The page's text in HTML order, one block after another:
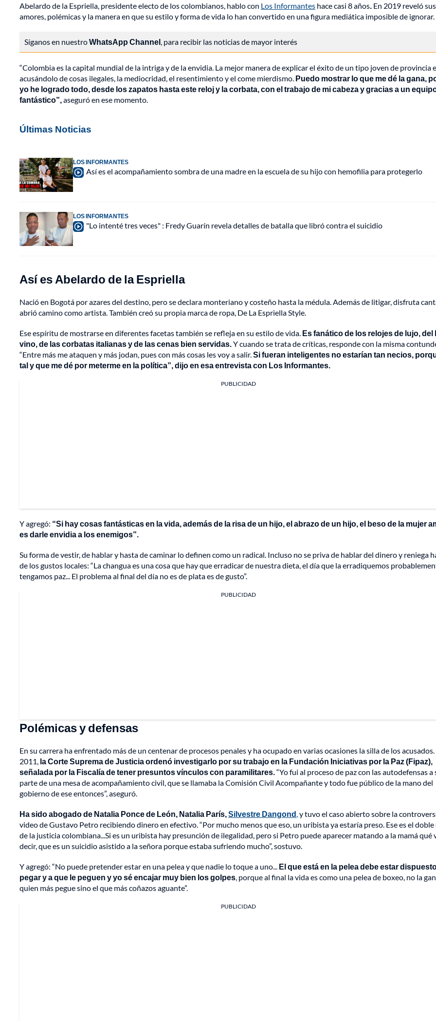
Abelardo de la Espriella, presidente electo de los colombianos, hablo con Los Informantes hace casi 8 años En 2019 reveló sus
amores, polémicas y la manera en que su estilo y forma de vida lo han convertido en una figura mediática imposible de ignorar.
Síganos en nuestroWhatsApp Channel , para recibir las noticias de mayor interés
“Colombia es la capital mundial de la intriga y de la envidia. La mejor manera de explicar el éxito de un tipo joven de provincia
acusándolo de cosas ilegales, la mediocridad, el resentimiento y el come mierdismo. Puedo mostrar lo que me dé la gana,
yo he logrado todo, desde los zapatos hasta este reloj y la corbata, con el trabajo de mi cabeza y gracias a un
fantástico”, aseguró en ese momento.
Últimas Noticias
LOS INFORMANTES
Así es el acompañamiento sombra de una madre en la escuela de su hijo con hemofilia para protegerlo
LOS INFORMANTES
"Lo intenté tres veces" : Fredy Guarín revela detalles de batalla que libró contra el suicidio
Así es Abelardo de la Espriella
Nació en Bogotá por azares del destino, pero se declara monteriano y costeño hasta la médula. Además de litigar, disfruta
abrió camino como artista. También creó su propia marca de ropa, De La Espriella Style.
Ese espíritu de mostrarse en diferentes facetas también se refleja en su estilo de vida. Es fanático de los relojes de lujo, del
vino, de las corbatas italianas y de las cenas bien servidas. Y cuando se trata de críticas, responde con la misma
“Entre más me ataquen y más jodan, pues con más cosas les voy a salir. Si fueran inteligentes no estarían tan necios,
tal y que me dé por meterme en la política”, dijo en esa entrevista con Los Informantes.
PUBLICIDAD
Y agregó: “Si hay cosas fantásticas en la vida, además de la risa de un hijo, el abrazo de un hijo, el beso de la mujer
es darle envidia a los enemigos”.
Su forma de vestir, de hablar y hasta de caminar lo definen como un radical. Incluso no se priva de hablar del dinero y reniega
de los gustos locales: “La changua es una cosa que hay que erradicar de nuestra dieta, el día que la erradiquemos
tengamos paz... El problema al final del día no es de plata es de gusto”.
PUBLICIDAD
Polémicas y defensas
En su carrera ha enfrentado más de un centenar de procesos penales y ha ocupado en varias ocasiones la silla de los acusados.
2011, la Corte Suprema de Justicia ordenó investigarlo por su trabajo en la Fundación Iniciativas por la Paz (Fipaz),
señalada por la Fiscalía de tener presuntos vínculos con paramilitares. “Yo fui al proceso de paz con las autodefensas a
parte de una mesa de acompañamiento civil, que se llamaba la Comisión Civil Acompañante y todo fue público de la mano del
gobierno de ese entonces”, aseguró.
Ha sido abogado de Natalia Ponce de León, Natalia París, Silvestre Dangond y tuvo el caso abierto sobre la
video de Gustavo Petro recibiendo dinero en efectivo. “Por mucho menos que eso, un uribista ya estaría preso. Ese es el
de la justicia colombiana...Si es un uribista hay presunción de ilegalidad, pero si Petro puede aparecer matando a la mamá qué
decir, que es un suicidio asistido a la señora porque estaba sufriendo mucho”, sostuvo.
Y agregó: “No puede pretender estar en una pelea y que nadie lo toque a uno... El que está en la pelea debe estar
pegar y a que le peguen y yo sé encajar muy bien los golpes , porque al final la vida es como una pelea de boxeo, no la
quien más pegue sino el que más coñazos aguante”.
PUBLICIDAD